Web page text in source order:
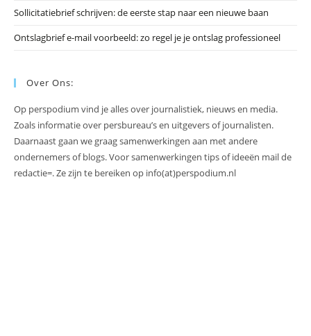
Sollicitatiebrief schrijven: de eerste stap naar een nieuwe baan
Ontslagbrief e-mail voorbeeld: zo regel je je ontslag professioneel
Over Ons:
Op perspodium vind je alles over journalistiek, nieuws en media.
Zoals informatie over persbureau’s en uitgevers of journalisten.
Daarnaast gaan we graag samenwerkingen aan met andere
ondernemers of blogs. Voor samenwerkingen tips of ideeën mail de
redactie=. Ze zijn te bereiken op info(at)perspodium.nl